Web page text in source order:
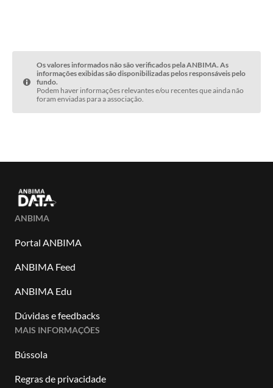
Os valores informados não são verificados pela ANBIMA. As
informações exibidas são disponibilizadas pelos responsáveis pelo
fundo.
Podem haver informações relevantes e/ou recentes que ainda não
foram enviadas para a associação.
ANBIMA
Portal ANBIMA
ANBIMA Feed
ANBIMA Edu
Dúvidas e feedbacks
MAIS INFORMAÇÕES
Bússola
Regras de privacidade